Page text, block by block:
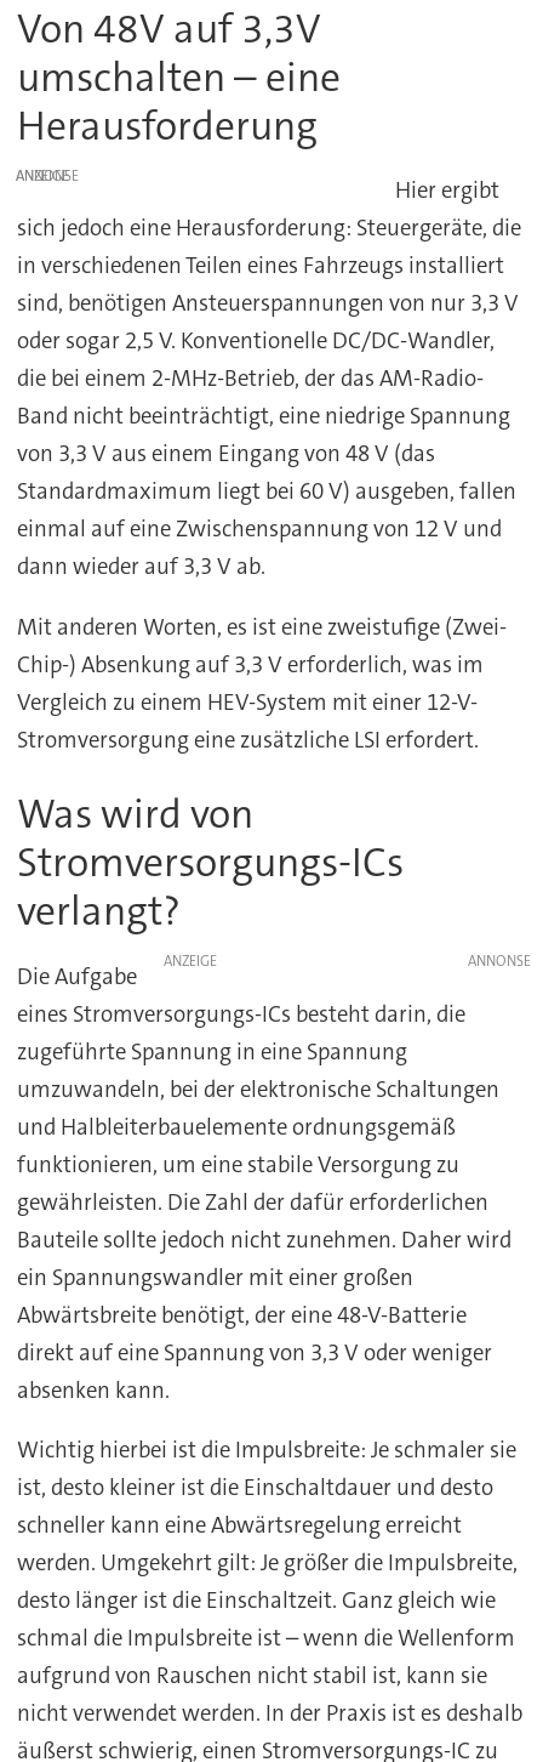
Von 48V auf 3,3V
umschalten – eine
Herausforderung
ANZEIGE
Hier ergibt
sich jedoch eine Herausforderung: Steuergeräte, die
in verschiedenen Teilen eines Fahrzeugs installiert
sind, benötigen Ansteuerspannungen von nur 3,3 V
oder sogar 2,5 V. Konventionelle DC/DC-Wandler,
die bei einem 2-MHz-Betrieb, der das AM-Radio-
Band nicht beeinträchtigt, eine niedrige Spannung
von 3,3 V aus einem Eingang von 48 V (das
Standardmaximum liegt bei 60 V) ausgeben, fallen
einmal auf eine Zwischenspannung von 12 V und
dann wieder auf 3,3 V ab.
Mit anderen Worten, es ist eine zweistufige (Zwei-
Chip-) Absenkung auf 3,3 V erforderlich, was im
Vergleich zu einem HEV-System mit einer 12-V-
Stromversorgung eine zusätzliche LSI erfordert.
Was wird von
Stromversorgungs-ICs
verlangt?
ANZEIGE
Die Aufgabe
eines Stromversorgungs-ICs besteht darin, die
zugeführte Spannung in eine Spannung
umzuwandeln, bei der elektronische Schaltungen
und Halbleiterbauelemente ordnungsgemäß
funktionieren, um eine stabile Versorgung zu
gewährleisten. Die Zahl der dafür erforderlichen
Bauteile sollte jedoch nicht zunehmen. Daher wird
ein Spannungswandler mit einer großen
Abwärtsbreite benötigt, der eine 48-V-Batterie
direkt auf eine Spannung von 3,3 V oder weniger
absenken kann.
Wichtig hierbei ist die Impulsbreite: Je schmaler sie
ist, desto kleiner ist die Einschaltdauer und desto
schneller kann eine Abwärtsregelung erreicht
werden. Umgekehrt gilt: Je größer die Impulsbreite,
desto länger ist die Einschaltzeit. Ganz gleich wie
schmal die Impulsbreite ist – wenn die Wellenform
aufgrund von Rauschen nicht stabil ist, kann sie
nicht verwendet werden. In der Praxis ist es deshalb
äußerst schwierig, einen Stromversorgungs-IC zu